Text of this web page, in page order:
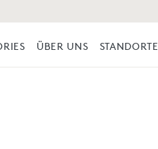
ÜBER UNS STANDORTE